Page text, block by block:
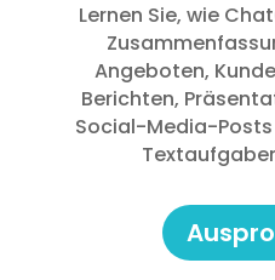
Lernen Sie, wie
Angeboten,
Berichten,
Social-Media-